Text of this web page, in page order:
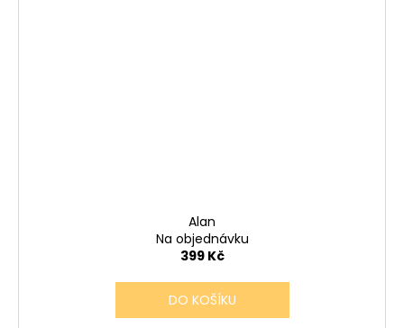
Alan
Na objednávku
399 Kč
DO KOŠÍKU